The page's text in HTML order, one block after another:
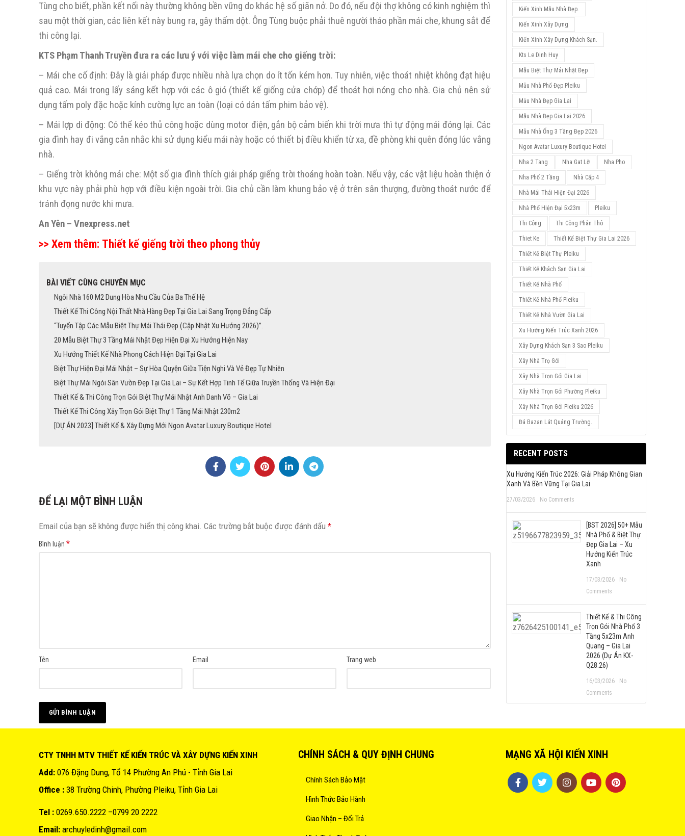
Tùng cho biết, phần kết nối này thường không bền vững do khác hệ số giãn nở. Do đó, nếu đội thợ không có kinh nghiệm thì
sau một thời gian, các liên kết này bung ra, gây thấm dột. Ông Tùng buộc phải thuê người tháo phần mái che, khung sắt để
thi công lại.
KTS Phạm Thanh Truyền đưa ra các lưu ý với việc làm mái che cho giếng trời:
– Mái che cố định: Đây là giải pháp được nhiều nhà lựa chọn do ít tốn kém hơn. Tuy nhiên, việc thoát nhiệt không đạt hiệu
quả cao. Mái trong lấy sáng kết hợp với các ô gió (thiết kế giống cửa chớp) để thoát hơi nóng cho nhà. Gia chủ nên sử
dụng tấm poly đặc hoặc kính cường lực an toàn (loại có dán tấm phim bảo vệ).
– Mái lợp di động: Có thể kéo thủ công hoặc dùng motor điện, gắn bộ cảm biến khi trời mưa thì tự động mái đóng lại. Các
gia đình hay đi vắng cân nhắc khi sử dụng kiểu mái này hoặc có thiết bị điều khiển từ xa, đề phòng khi quên đóng lúc vắng
nhà.
– Giếng trời không mái che: Một số gia đình thích giải pháp giếng trời thoáng hoàn toàn. Nếu vậy, các vật liệu hoàn thiện ở
khu vực này phải phù hợp với điều kiện ngoài trời. Gia chủ cần làm khung bảo vệ ở trên sân thượng, đường thoát nước để
tránh đọng nước khi mưa.
An Yên – Vnexpress.net
>> Xem thêm: Thiết kế giếng trời theo phong thủy
BÀI VIẾT CÙNG CHUYÊN MỤC
Ngôi Nhà 160 M2 Dung Hòa Nhu Cầu Của Ba Thế Hệ
Thiết Kế Thi Công Nội Thất Nhà Hàng Đẹp Tại Gia Lai Sang Trọng Đẳng Cấp
“Tuyển Tập Các Mẫu Biệt Thự Mái Thái Đẹp (Cập Nhật Xu Hướng 2026)”.
20 Mẫu Biệt Thự 3 Tầng Mái Nhật Đẹp Hiện Đại Xu Hướng Hiện Nay
Xu Hướng Thiết Kế Nhà Phong Cách Hiện Đại Tại Gia Lai
Biệt Thự Hiện Đại Mái Nhật – Sự Hòa Quyện Giữa Tiện Nghi Và Vẻ Đẹp Tự Nhiên
Biệt Thự Mái Ngói Sân Vườn Đẹp Tại Gia Lai – Sự Kết Hợp Tinh Tế Giữa Truyền Thống Và Hiện Đại
Thiết Kế & Thi Công Trọn Gói Biệt Thự Mái Nhật Anh Danh Võ – Gia Lai
Thiết Kế Thi Công Xây Trọn Gói Biệt Thự 1 Tầng Mái Nhật 230m2
[DỰ ÁN 2023] Thiết Kế & Xây Dựng Mới Ngon Avatar Luxury Boutique Hotel
ĐỂ LẠI MỘT BÌNH LUẬN
Email của bạn sẽ không được hiển thị công khai. Các trường bắt buộc được đánh dấu *
Bình luận *
Tên Email Trang web
Kiến Xinh Mẫu Nhà Đẹp.
Kiến Xinh Xây Dựng
Kiến Xinh Xây Dựng Khách Sạn.
Kts Le Dinh Huy
Mẫu Biệt Thự Mái Nhật Đẹp
Mẫu Nhà Phố Đẹp Pleiku
Mẫu Nhà Đẹp Gia Lai
Mẫu Nhà Đẹp Gia Lai 2026
Mẫu Nhà Ống 3 Tầng Đẹp 2026
Ngon Avatar Luxury Boutique Hotel
Nha 2 Tang Nha Gat Lỡ Nha Pho
Nha Phố 2 Tầng Nhà Cấp 4
Nhà Mái Thái Hiện Đại 2026
Nhà Phố Hiện Đại 5x23m Pleiku
Thi Công Thi Công Phân Thô
Thiet Ke Thiết Kế Biệt Thự Gia Lai 2026
Thiết Kế Biệt Thự Pleiku
Thiết Kế Khách Sạn Gia Lai
Thiết Kế Nhà Phố
Thiết Kế Nhà Phố Pleiku
Thiết Kế Nhà Vườn Gia Lai
Xu Hướng Kiến Trúc Xanh 2026
Xây Dựng Khách Sạn 3 Sao Pleiku
Xây Nhà Trọ Gói
Xây Nhà Trọn Gói Gia Lai
Xây Nhà Trọn Gói Phường Pleiku
Xây Nhà Trọn Gói Pleiku 2026
Đá Bazan Lát Quảng Trường.
RECENT POSTS
Xu Hướng Kiến Trúc 2026: Giải Pháp Không Gian
Xanh Và Bền Vững Tại Gia Lai
27/03/2026 No Comments
[BST 2026] 50+ Mẫu
Nhà Phố & Biệt Thự
Đẹp Gia Lai – Xu
Hướng Kiến Trúc
Xanh
17/03/2026
No
Comments
Thiết Kế & Thi Công
Trọn Gói Nhà Phố 3
Tầng 5x23m Anh
Quang – Gia Lai
2026 (Dự Án KX-
Q28.26)
16/03/2026
No
Comments
CTY TNHH MTV THIẾT KẾ KIẾN TRÚC VÀ XÂY DỰNG KIẾN XINH
Add: 076 Đặng Dung, Tổ 14 Phường An Phú - Tỉnh Gia Lai
Office : 38 Trường Chinh, Phường Pleiku, Tỉnh Gia Lai
Tel : 0269.650.2222 –0799 20 2222
Email: archuyledinh@gmail.com
CHÍNH SÁCH & QUY ĐỊNH CHUNG
Chính Sách Bảo Mật
Hình Thức Bảo Hành
Giao Nhận – Đổi Trả
MẠNG XÃ HỘI KIẾN XINH